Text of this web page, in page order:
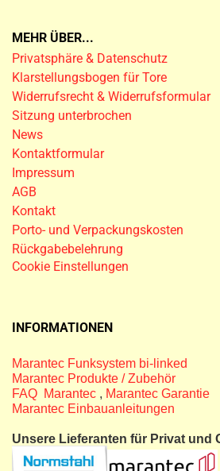
MEHR ÜBER...
Privatsphäre & Datenschutz
Klarstellungsbogen für Tore
Widerrufsrecht & Widerrufsformular
Sitzung unterbrochen
News
Kontaktformular
Impressum
AGB
Kontakt
Porto- und Verpackungskosten
Rückgabebelehrung
Cookie Einstellungen
INFORMATIONEN
Marantec Funksystem bi-linked
Marantec Produkte / Zubehör
FAQ Marantec , Marantec Garantie
Marantec Einbauanleitungen
Unsere Lieferanten für Privat und